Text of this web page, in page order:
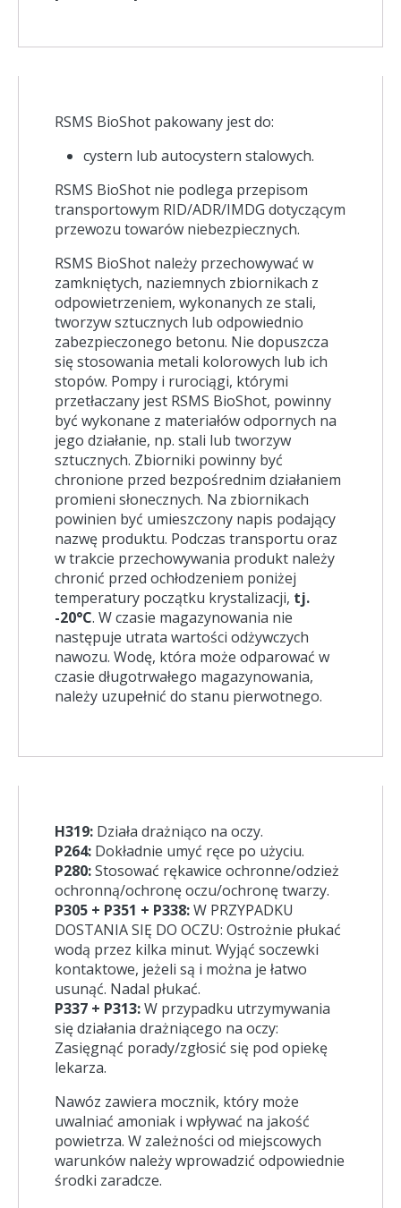
RSMS BioShot pakowany jest do:
cystern lub autocystern stalowych.
RSMS BioShot nie podlega przepisom
transportowym RID/ADR/IMDG dotyczącym
przewozu towarów niebezpiecznych.
RSMS BioShot należy przechowywać w
zamkniętych, naziemnych zbiornikach z
odpowietrzeniem, wykonanych ze stali,
tworzyw sztucznych lub odpowiednio
zabezpieczonego betonu. Nie dopuszcza
się stosowania metali kolorowych lub ich
stopów. Pompy i rurociągi, którymi
przetłaczany jest RSMS BioShot, powinny
być wykonane z materiałów odpornych na
jego działanie, np. stali lub tworzyw
sztucznych. Zbiorniki powinny być
chronione przed bezpośrednim działaniem
promieni słonecznych. Na zbiornikach
powinien być umieszczony napis podający
nazwę produktu. Podczas transportu oraz
w trakcie przechowywania produkt należy
chronić przed ochłodzeniem poniżej
temperatury początku krystalizacji, tj.
-20°C. W czasie magazynowania nie
następuje utrata wartości odżywczych
nawozu. Wodę, która może odparować w
czasie długotrwałego magazynowania,
należy uzupełnić do stanu pierwotnego.
H319: Działa drażniąco na oczy.
P264: Dokładnie umyć ręce po użyciu.
P280:Stosować rękawice ochronne/odzież
ochronną/ochronę oczu/ochronę twarzy.
P305 + P351 + P338:W PRZYPADKU
DOSTANIA SIĘ DO OCZU: Ostrożnie płukać
wodą przez kilka minut. Wyjąć soczewki
kontaktowe, jeżeli są i można je łatwo
usunąć. Nadal płukać.
P337 + P313:W przypadku utrzymywania
się działania drażniącego na oczy:
Zasięgnąć porady/zgłosić się pod opiekę
lekarza.
Nawóz zawiera mocznik, który może
uwalniać amoniak i wpływać na jakość
powietrza. W zależności od miejscowych
warunków należy wprowadzić odpowiednie
środki zaradcze.